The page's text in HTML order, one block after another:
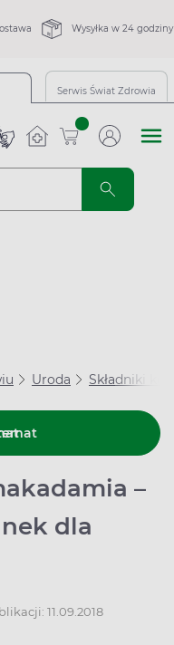
Wysyłka w 24 godziny
Serwis Świat Zdrowia
sztuk
Uroda Składniki
–
dla
11.09.2018